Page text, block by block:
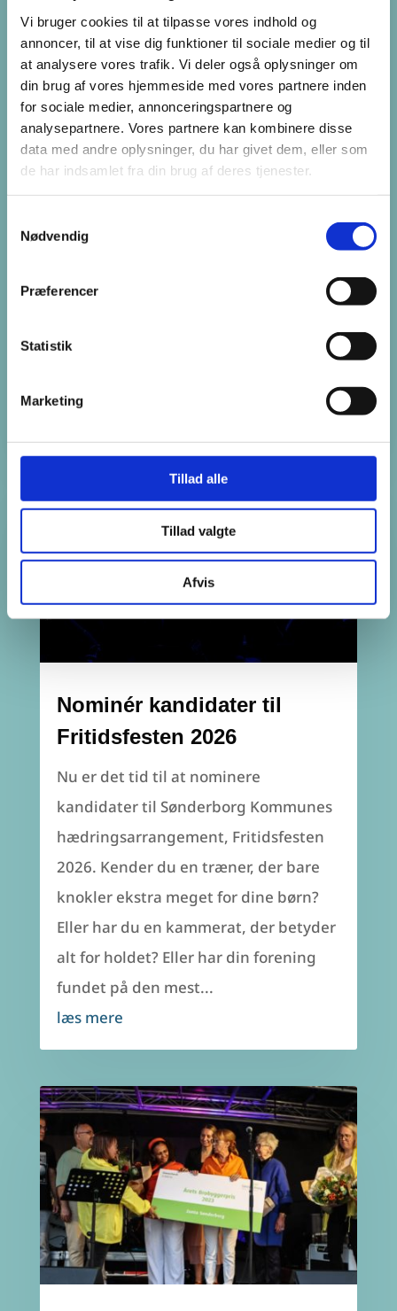
Vi bruger cookies til at tilpasse vores indhold og
annoncer, til at vise dig funktioner til sociale medier og til
at analysere vores trafik. Vi deler også oplysninger om
din brug af vores hjemmeside med vores partnere inden
for sociale medier, annonceringspartnere og
analysepartnere. Vores partnere kan kombinere disse
data med andre oplysninger, du har givet dem, eller som
de har indsamlet fra din brug af deres tjenester.
Nødvendig
Præferencer
Statistik
Marketing
Tillad alle
Tillad valgte
Afvis
Udvalg af offentlige toiletter
lukkes hen over nytåret for
at undgå hærværk
For at undgå hærværk på de mest
centrale, offentlige toiletter i
nytårslukket fra tirsdag den 30.
2026 i løbet af formiddagen. Det drejer
læs mere
Nominér kandidater til
Fritidsfesten 2026
Nu er det tid til at nominere
kandidater til Sønderborg Kommunes
hædringsarrangement, Fritidsfesten
2026. Kender du en træner, der bare
knokler ekstra meget for dine børn?
Eller har du en kammerat, der betyder
alt for holdet? Eller har din forening
fundet på den mest...
læs mere